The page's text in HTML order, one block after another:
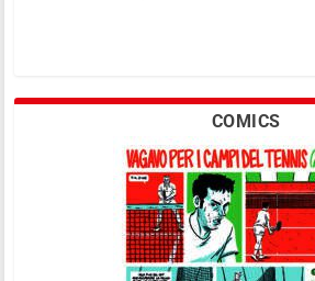
COMICS